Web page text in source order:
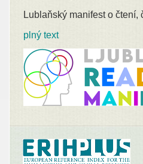
Lublaňský manifest o čtení,
plný text